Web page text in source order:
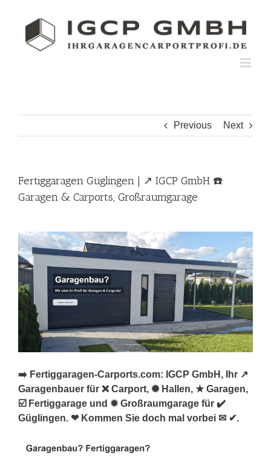
Previous Next
Fertiggaragen Güglingen | ↗️ IGCP GmbH ☎️
Garagen & Carports, Großraumgarage
➡️ Fertiggaragen-Carports.com: IGCP GmbH, Ihr ↗️
Garagenbauer für ❌ Carport, ✺ Hallen, ★ Garagen,
☑️ Fertiggarage und ✹ Großraumgarage für ✔️
Güglingen. ❤ Kommen Sie doch mal vorbei ✉ ✔.